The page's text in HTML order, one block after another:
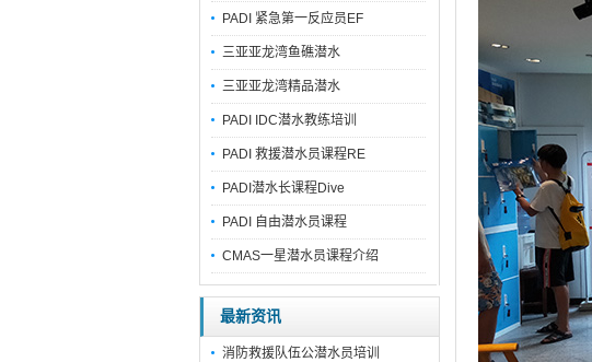
PADI 紧急第一反应员EF
三亚亚龙湾鱼礁潜水
三亚亚龙湾精品潜水
PADI IDC潜水教练培训
PADI 救援潜水员课程RE
PADI潜水长课程Dive
PADI 自由潜水员课程
CMAS一星潜水员课程介绍
最新资讯
消防救援队伍公潜水员培训